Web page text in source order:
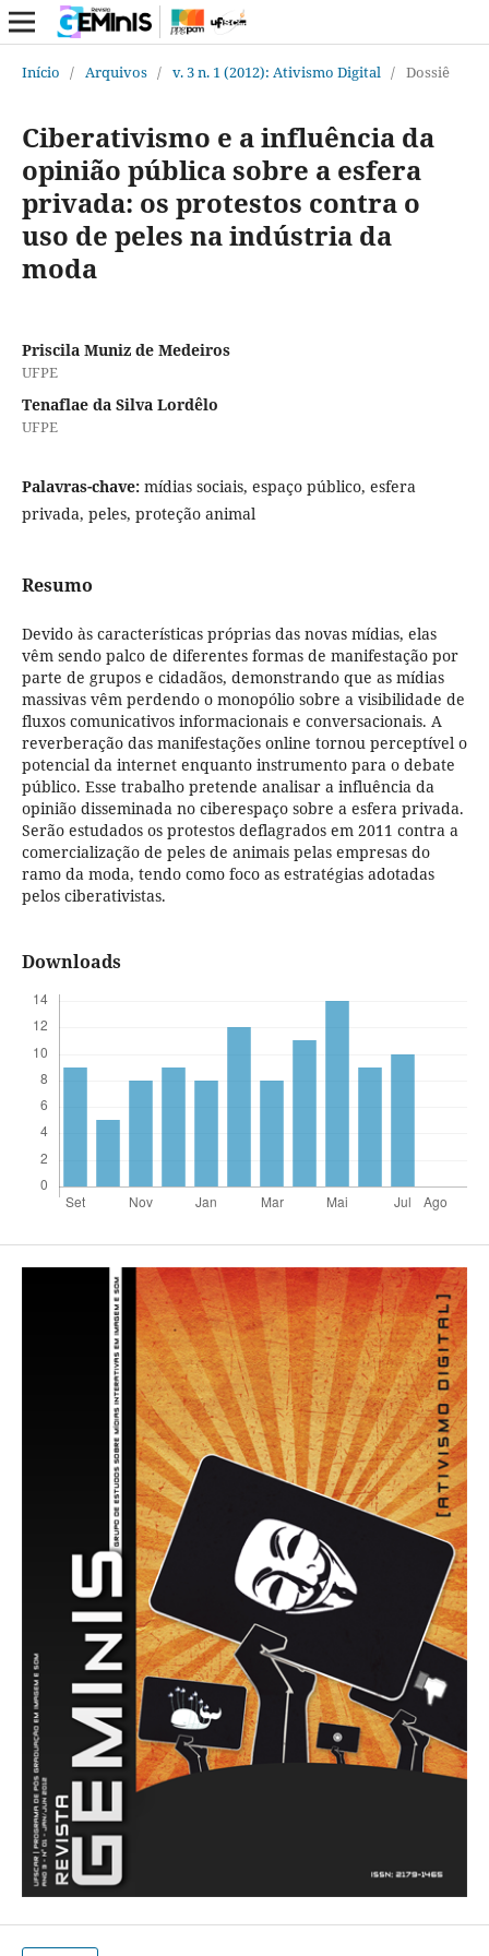
Início / Arquivos / v. 3 n. 1 (2012): Ativismo Digital / Dossiê
Ciberativismo e a influência da
opinião pública sobre a esfera
privada: os protestos contra o
uso de peles na indústria da
moda
Priscila Muniz de Medeiros
UFPE
Tenaflae da Silva Lordêlo
UFPE
Palavras-chave: mídias sociais, espaço público, esfera
privada, peles, proteção animal
Resumo
Devido às características próprias das novas mídias, elas
vêm sendo palco de diferentes formas de manifestação por
parte de grupos e cidadãos, demonstrando que as mídias
massivas vêm perdendo o monopólio sobre a visibilidade de
fluxos comunicativos informacionais e conversacionais. A
reverberação das manifestações online tornou perceptível o
potencial da internet enquanto instrumento para o debate
público. Esse trabalho pretende analisar a influência da
opinião disseminada no ciberespaço sobre a esfera privada.
Serão estudados os protestos deflagrados em 2011 contra a
comercialização de peles de animais pelas empresas do
ramo da moda, tendo como foco as estratégias adotadas
pelos ciberativistas.
Downloads